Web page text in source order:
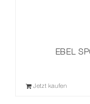
EBEL
Jetzt kaufen